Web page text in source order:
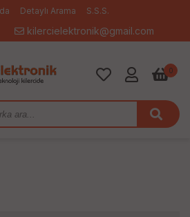
Detaylı Arama S.S.S.
kilercielektronik@gmail.com
0